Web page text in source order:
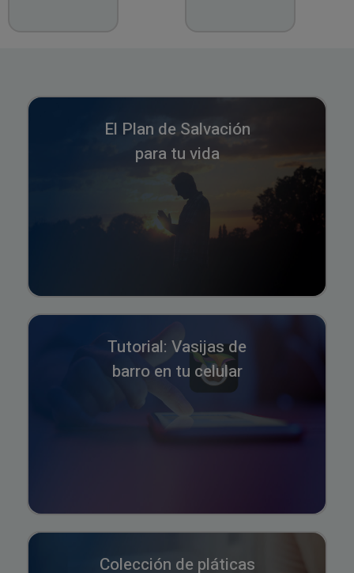
El Plan de Salvación
para tu vida
Tutorial: Vasijas de
barro en tu celular
Colección de pláticas